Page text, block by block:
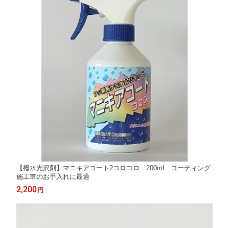
【撥水光沢剤】マニキアコート2コロコロ 200ml コーティング
施工車のお手入れに最適
2,200 円